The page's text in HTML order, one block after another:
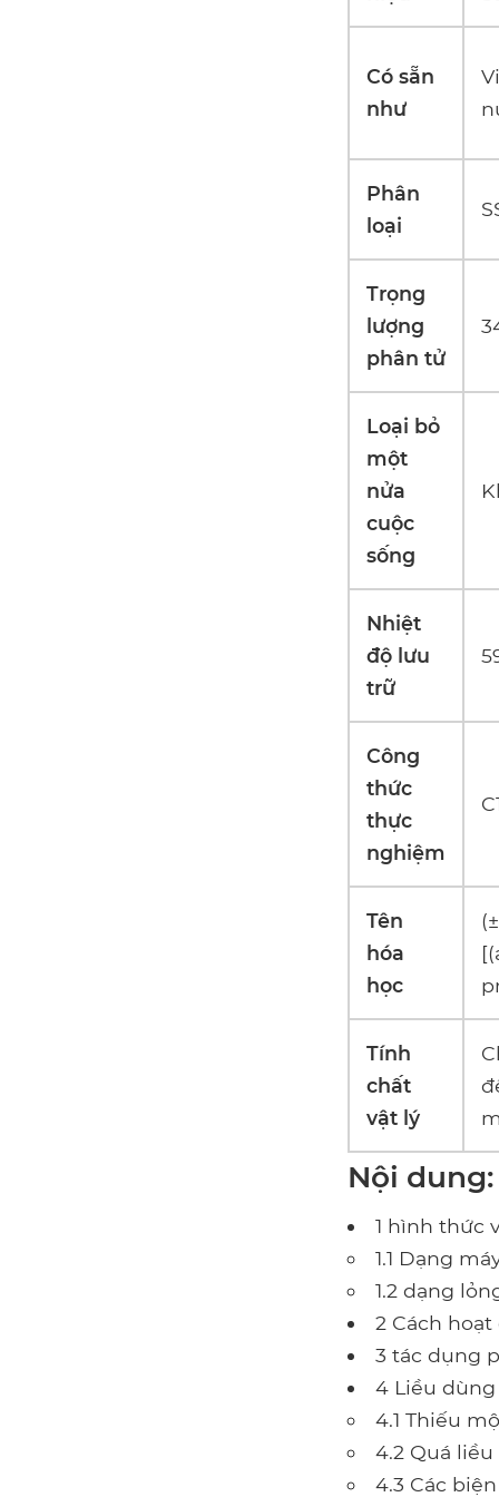
Có sẵn
như
Phân
loại
Trọng
lượng
phân tử
Loại bỏ
một
nửa
cuộc
sống
Nhiệt
độ lưu
trữ
Công
thức
thực
nghiệm
Tên
hóa
học
Tính
chất
vật lý
Nội
1 hình thức
1.1 Dạng
1.2 dạng
2 Cách hoạt
3 tác dụng
4 Liều dùng
4.1 Thiếu
4.2 Quá liều
4.3 Các